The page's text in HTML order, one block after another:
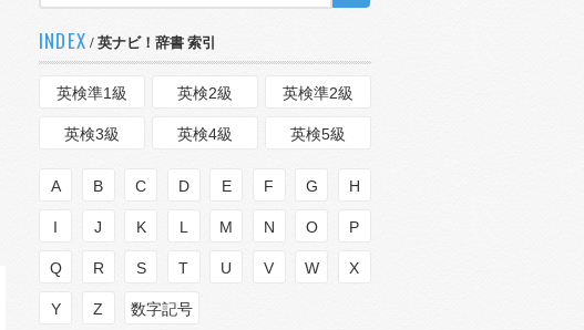
INDEX / 英ナビ！辞書 索引
英検準1級 英検2級 英検準2級
英検3級 英検4級 英検5級
A B C D E F G H
I J K L M N O P
Q R S T U V W X
Y Z 数字記号